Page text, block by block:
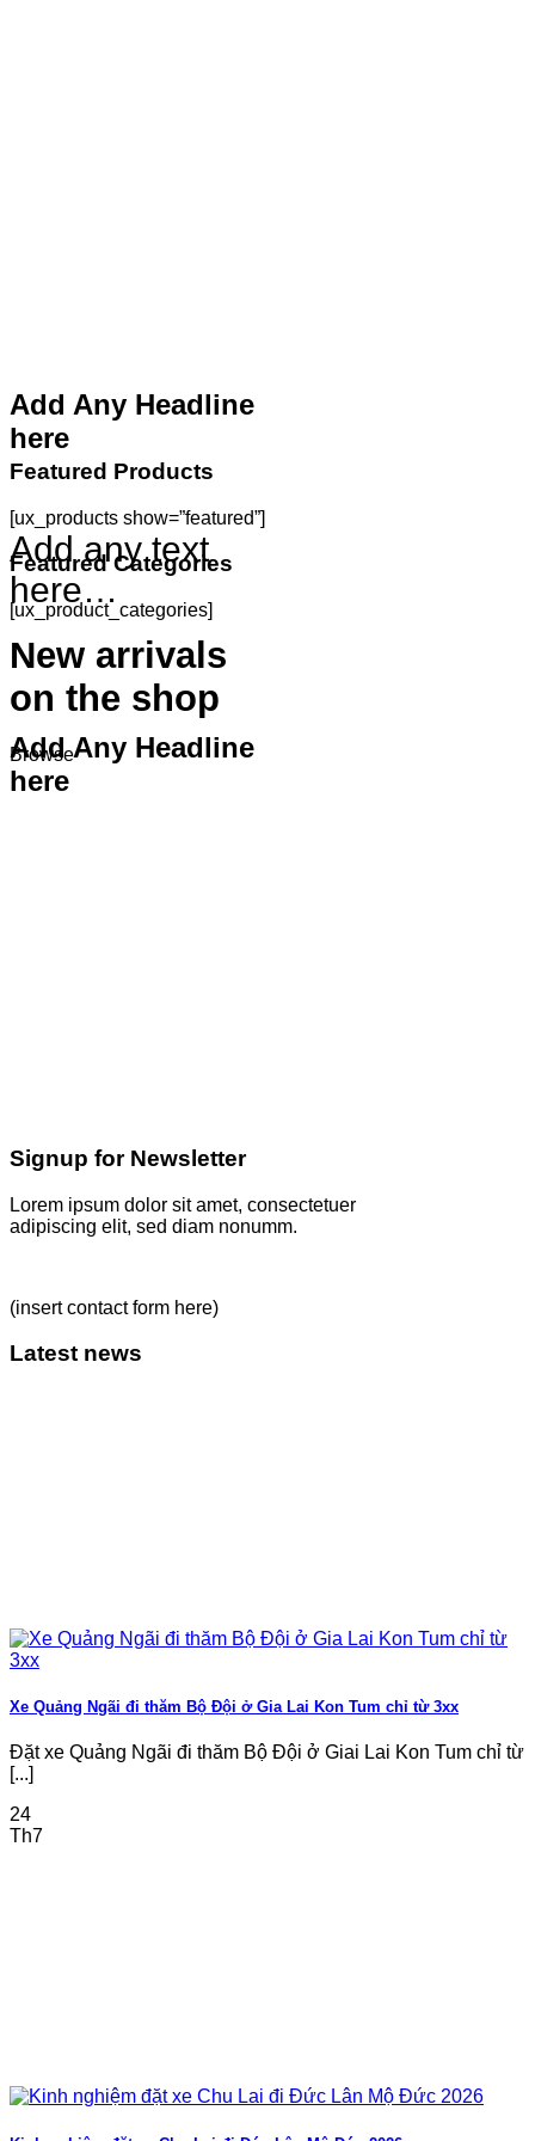
Add any text
here…
New arrivals
on the shop
Browse
Add Any Headline
here
Add Any Headline
here
Featured Products
[ux_products show=”featured”]
Featured Categories
[ux_product_categories]
Signup for Newsletter
Lorem ipsum dolor sit amet, consectetuer
adipiscing elit, sed diam nonumm.
(insert contact form here)
Latest news
Xe Quảng Ngãi đi thăm Bộ Đội ở Gia Lai Kon Tum chỉ từ 3xx
Đặt xe Quảng Ngãi đi thăm Bộ Đội ở Giai Lai Kon Tum chỉ từ
[...]
24
Th7